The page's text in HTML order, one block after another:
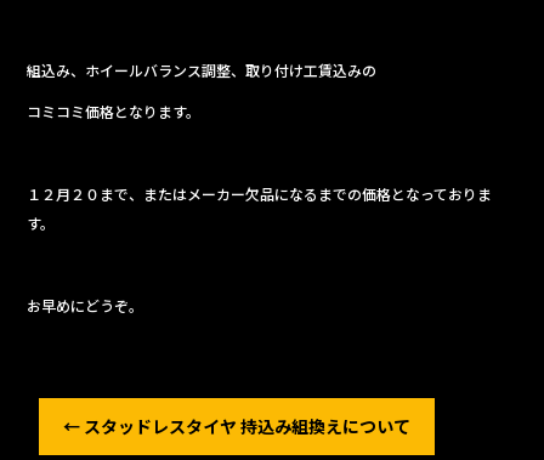
組込み、ホイールバランス調整、取り付け工賃込みの
コミコミ価格となります。
１２月２０まで、またはメーカー欠品になるまでの価格となっておりま
す。
お早めにどうぞ。
← スタッドレスタイヤ 持込み組換えについて